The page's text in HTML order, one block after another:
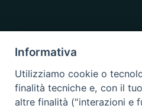
Informativa
Utilizziamo cookie o
finalità tecniche e, con il
altre finalità ("interazioni e